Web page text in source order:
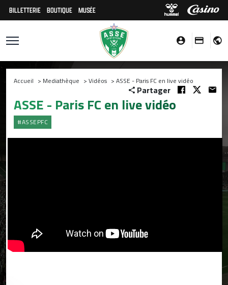
BILLETTERIE BOUTIQUE MUSÉE
Accueil > Mediathèque > Vidéos > ASSE - Paris FC en live vidéo
Partager
ASSE - Paris FC en live vidéo
#ASSEPFC